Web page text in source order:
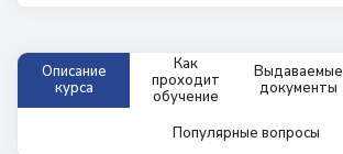
Описание
курса
Как
проходит
обучение
Выдаваемые
документы
Популярные вопросы